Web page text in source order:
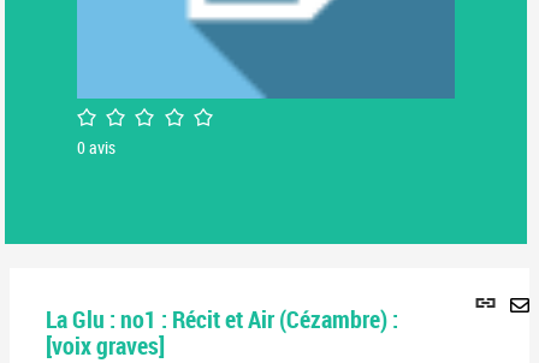
/5
0avis
Lien
La Glu : no1 : Récit et Air (Cézambre) :
[voix graves]